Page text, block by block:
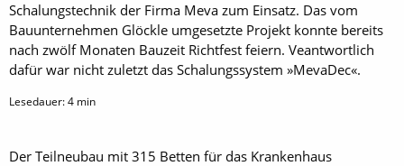
Schalungstechnik der Firma Meva zum Einsatz. Das vom
Bauunternehmen Glöckle umgesetzte Projekt konnte bereits
nach zwölf Monaten Bauzeit Richtfest feiern. Veantwortlich
dafür war nicht zuletzt das Schalungssystem »MevaDec«.
Lesedauer:4 min
Der Teilneubau mit 315 Betten für das Krankenhaus